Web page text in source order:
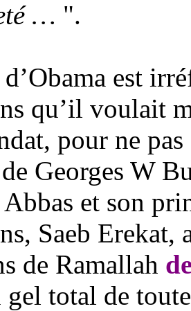
… ".
est
qu’il voulait
pour ne
Georges W
et son
Saeb Erekat,
de Ramallah
total de